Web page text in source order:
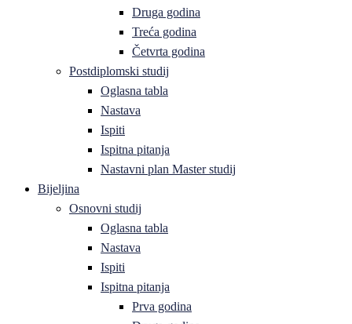
Druga godina
Treća godina
Četvrta godina
Postdiplomski studij
Oglasna tabla
Nastava
Ispiti
Ispitna pitanja
Nastavni plan Master studij
Bijeljina
Osnovni studij
Oglasna tabla
Nastava
Ispiti
Ispitna pitanja
Prva godina